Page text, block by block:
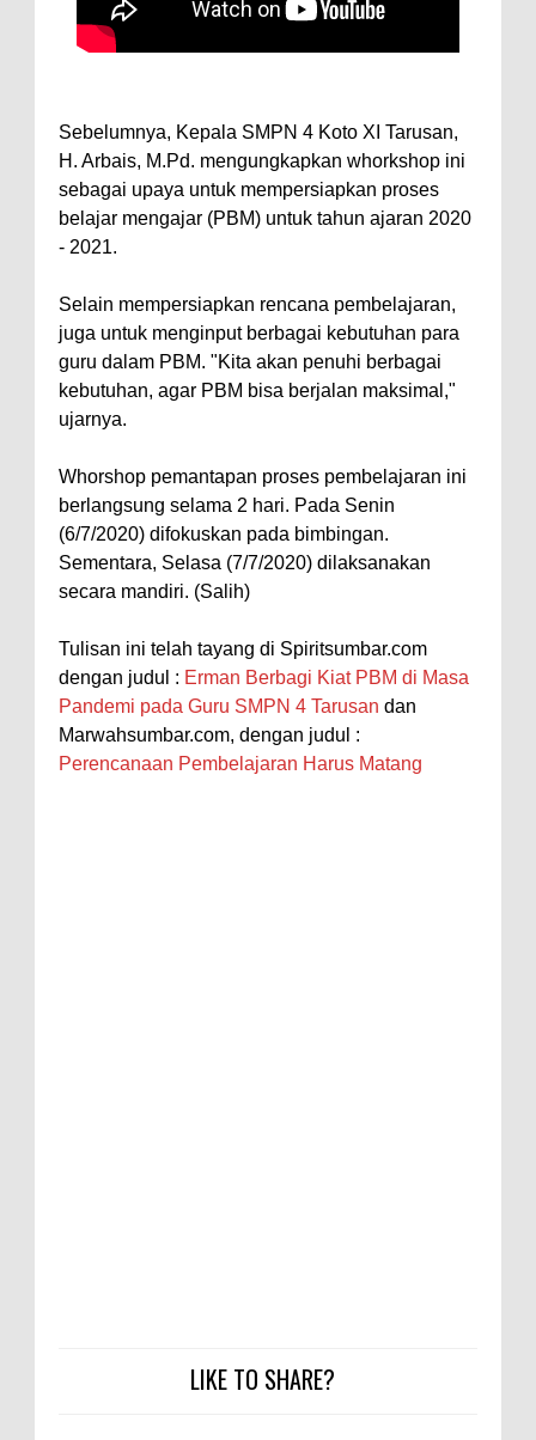
Sebelumnya, Kepala SMPN 4 Koto XI Tarusan,
H. Arbais, M.Pd. mengungkapkan whorkshop ini
sebagai upaya untuk mempersiapkan proses
belajar mengajar (PBM) untuk tahun ajaran 2020
- 2021.
Selain mempersiapkan rencana pembelajaran,
juga untuk menginput berbagai kebutuhan para
guru dalam PBM. "Kita akan penuhi berbagai
kebutuhan, agar PBM bisa berjalan maksimal,"
ujarnya.
Whorshop pemantapan proses pembelajaran ini
berlangsung selama 2 hari. Pada Senin
(6/7/2020) difokuskan pada bimbingan.
Sementara, Selasa (7/7/2020) dilaksanakan
secara mandiri. (Salih)
Tulisan ini telah tayang di Spiritsumbar.com
dengan judul : Erman Berbagi Kiat PBM di Masa
Pandemi pada Guru SMPN 4 Tarusan dan
Marwahsumbar.com, dengan judul :
Perencanaan Pembelajaran Harus Matang
LIKE TO SHARE?